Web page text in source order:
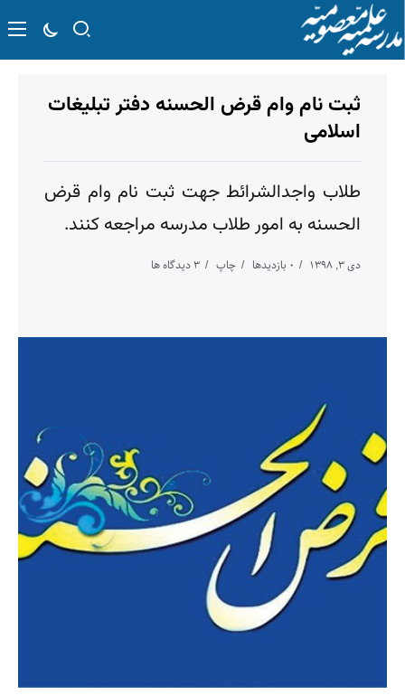
ثبت نام وام قرض الحسنه دفتر تبلیغات
اسلامی
طلاب واجدالشرائط جهت ثبت نام وام قرض
الحسنه به امور طلاب مدرسه مراجعه کنند.
دی ۳, ۱۳۹۸ ۰ بازدیدها چاپ ۳ دیدگاه ها